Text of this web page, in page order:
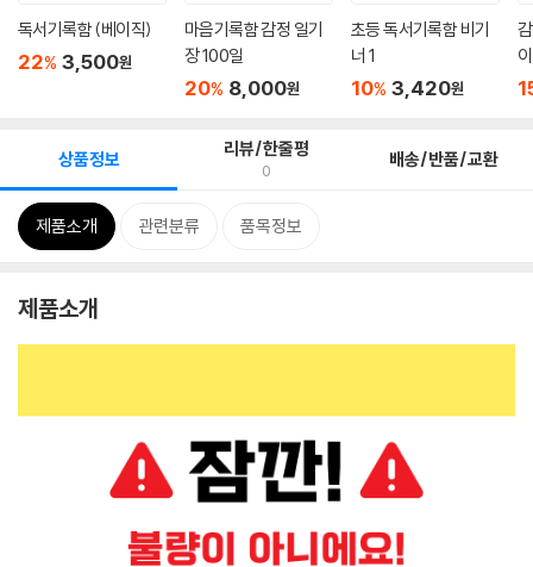
독서기록함 (베이직)
22% 3,500원
마음기록함 감정 일기
장 100일
20% 8,000원
초등 독서기록함 비기
너 1
10% 3,420원
이
상품정보 리뷰/한줄평
0 배송/반품/교환
제품소개 관련분류 품목정보
제품소개